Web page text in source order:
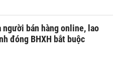
người bán hàng online, lao
đóng BHXH bắt buộc